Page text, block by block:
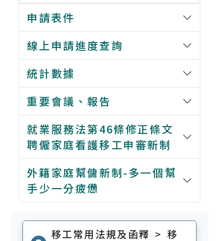
申請表件
線上申請進度查詢
統計數據
重要會議、報告
就業服務法第46條修正條文
聘僱家庭看護移工申審新制
外籍家庭幫傭新制-多一個幫
手少一分疲憊
移工常用法規及函釋 > 移